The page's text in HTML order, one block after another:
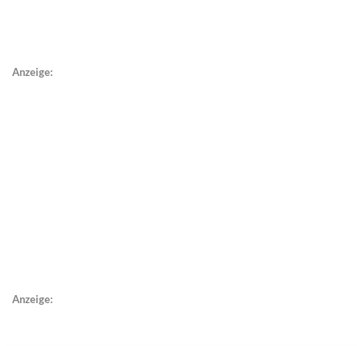
Anzeige:
Anzeige: